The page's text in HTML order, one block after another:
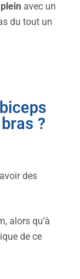
avec un
du tout un
?
des
alors qu’à
de ce